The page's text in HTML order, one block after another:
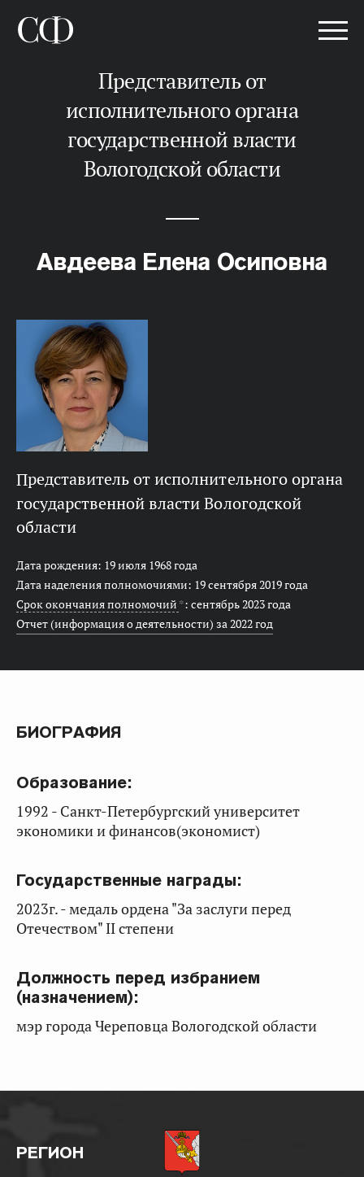
представитель от
исполнительного органа
государственной власти
Вологодской области
Авдеева Елена Осиповна
представитель от исполнительного органа
государственной власти Вологодской
области
Дата рождения: 19 июля 1968 года
Дата наделения полномочиями: 19 сентября 2019 года
Срок окончания полномочий *: сентябрь 2023 года
Отчет (информация о деятельности) за 2022 год
БИОГРАФИЯ
Образование:
1992 - Санкт-Петербургский университет
экономики и финансов(экономист)
Государственные награды:
2023г. - медаль ордена "За заслуги перед
Отечеством" II степени
Должность перед избранием
(назначением):
мэр города Череповца Вологодской области
РЕГИОН